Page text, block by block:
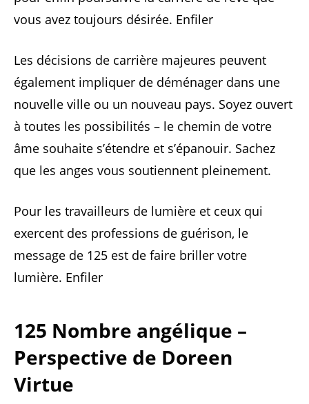
vous avez toujours désirée. Enfiler
Les décisions de carrière majeures peuvent
également impliquer de déménager dans une
nouvelle ville ou un nouveau pays. Soyez ouvert
à toutes les possibilités – le chemin de votre
âme souhaite s’étendre et s’épanouir. Sachez
que les anges vous soutiennent pleinement.
Pour les travailleurs de lumière et ceux qui
exercent des professions de guérison, le
message de 125 est de faire briller votre
lumière. Enfiler
125 Nombre angélique –
Perspective de Doreen
Virtue